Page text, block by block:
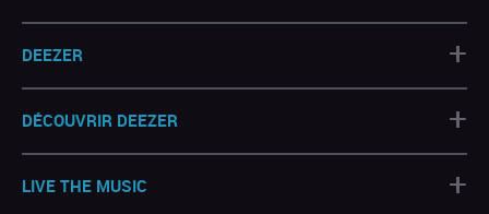
DEEZER +
DÉCOUVRIR DEEZER +
LIVE THE MUSIC +